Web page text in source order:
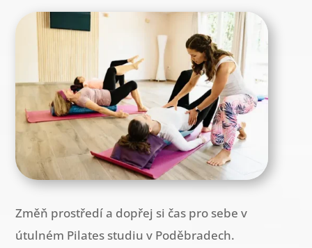
Změň prostředí a dopřej si čas pro sebe v
útulném Pilates studiu v Poděbradech.